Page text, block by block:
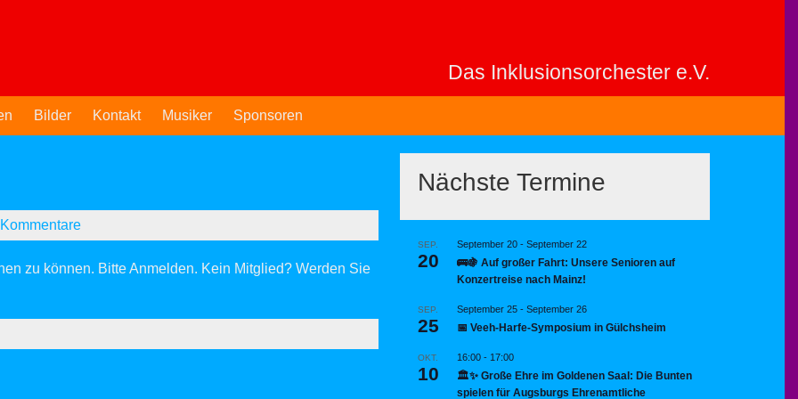
Das Inklusionsorchester e.V.
Bilder Kontakt Musiker Sponsoren
zu können. BitteAnmelden. Kein Mitglied? Werden Sie
Nächste Termine
SEP.
20
September 20- September 22
🚌🍇 Auf großer Fahrt: Unsere Senioren auf
Konzertreise nach Mainz!
SEP.
25
September 25- September 26
📅 Veeh-Harfe-Symposium in Gülchsheim
OKT.
10
16:00- 17:00
🏛️✨ Große Ehre im Goldenen Saal: Die Bunten
spielen für Augsburgs Ehrenamtliche